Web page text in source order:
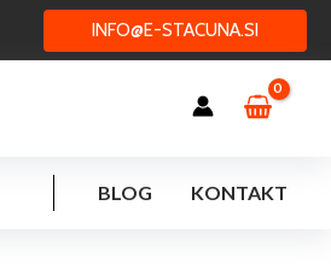
INFO@E-STACUNA.SI
BLOG KONTAKT